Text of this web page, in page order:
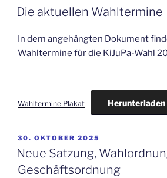
AM
Die aktuellen Wahltermine
In dem angehängten Dokument
Wahltermine für die KiJuPa-Wahl
Wahltermine Plakat Herunterladen
VERÖFFENTLICHT
AM
30. OKTOBER 2025
Neue Satzung,
Geschäftsordnung